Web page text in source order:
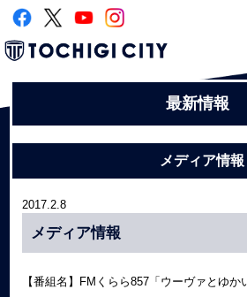
最新情報
メディア情報
2017.2.8
メディア情報
【番組名】FMくらら857「ウーヴァとゆか